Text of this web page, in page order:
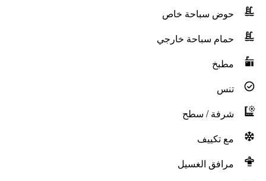
حوض سباحة خاص
حمام سباحة خارجي
مطبخ
تنس
شرفة / سطح
مع تكييف
مرافق الغسيل